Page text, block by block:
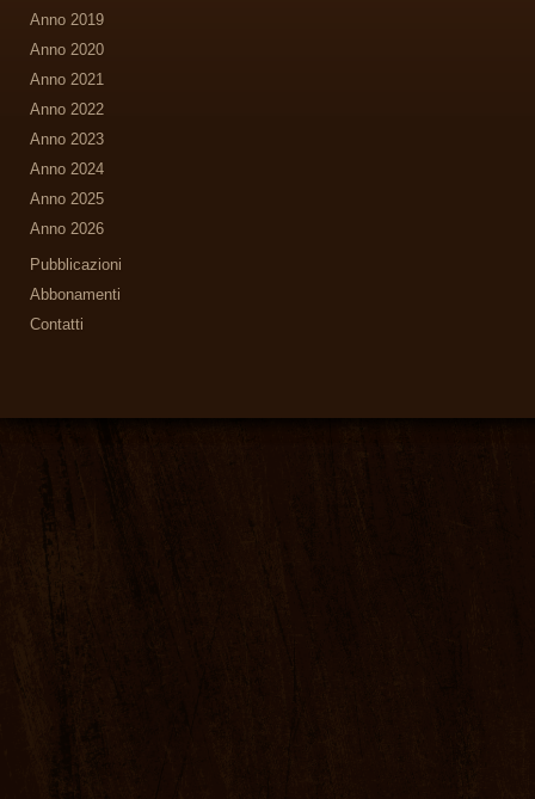
Anno 2019
Anno 2020
Anno 2021
Anno 2022
Anno 2023
Anno 2024
Anno 2025
Anno 2026
Pubblicazioni
Abbonamenti
Contatti